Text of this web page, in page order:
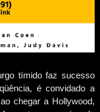
tímido faz sucesso
é convidado a
chegar a Hollywood,